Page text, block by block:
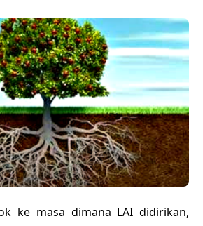
ke masa dimana LAI didirikan,